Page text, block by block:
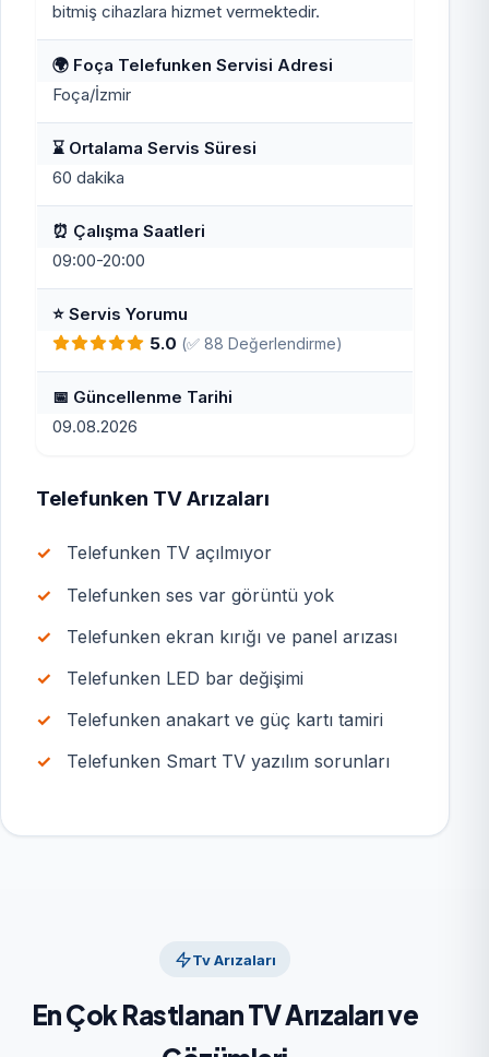
bitmiş cihazlara hizmet vermektedir.
🌍 Foça Telefunken Servisi Adresi
Foça/İzmir
⌛ Ortalama Servis Süresi
60 dakika
⏰ Çalışma Saatleri
09:00-20:00
⭐ Servis Yorumu
5.0 (✅ 88 Değerlendirme)
📅 Güncellenme Tarihi
09.08.2026
Telefunken TV Arızaları
Telefunken TV açılmıyor
Telefunken ses var görüntü yok
Telefunken ekran kırığı ve panel arızası
Telefunken LED bar değişimi
Telefunken anakart ve güç kartı tamiri
Telefunken Smart TV yazılım sorunları
Tv Arızaları
En Çok Rastlanan TV Arızaları ve